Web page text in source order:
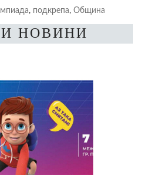
, подкрепа, Община
НОВИНИ